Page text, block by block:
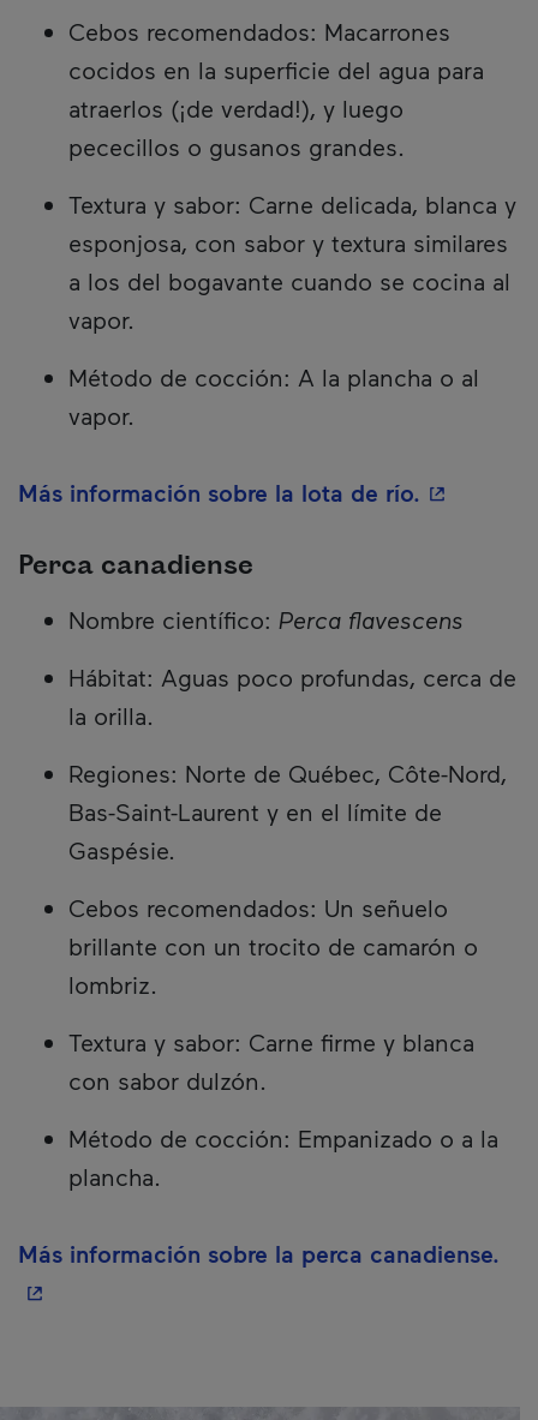
Cebos recomendados: Macarrones
cocidos en la superficie del agua para
atraerlos (¡de verdad!), y luego
pececillos o gusanos grandes.
Textura y sabor: Carne delicada, blanca y
esponjosa, con sabor y textura similares
a los del bogavante cuando se cocina al
vapor.
Método de cocción: A la plancha o al
vapor.
Más información sobre la lota de río. - Este
Perca canadiense
Nombre científico: Perca flavescens
Hábitat: Aguas poco profundas, cerca de
la orilla.
Regiones: Norte de Québec, Côte-Nord,
Bas-Saint-Laurent y en el límite de
Gaspésie.
Cebos recomendados: Un señuelo
brillante con un trocito de camarón o
lombriz.
Textura y sabor: Carne firme y blanca
con sabor dulzón.
Método de cocción: Empanizado o a la
plancha.
Más información sobre la perca canadiense.